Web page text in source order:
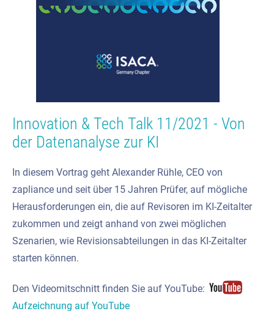
Innovation & Tech Talk 11/2021 - Von
der Datenanalyse zur KI
In diesem Vortrag geht Alexander Rühle, CEO von
zapliance und seit über 15 Jahren Prüfer, auf mögliche
Herausforderungen ein, die auf Revisoren im KI-Zeitalter
zukommen und zeigt anhand von zwei möglichen
Szenarien, wie Revisionsabteilungen in das KI-Zeitalter
starten können.
Den Videomitschnitt finden Sie auf YouTube:
Aufzeichnung auf YouTube